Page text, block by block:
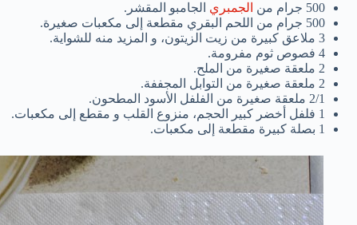
500 جرام من
الجمبري الجامبو المقشر.
500 جرام من اللحم البقري مقطعة إلى مكعبات صغيرة.
3 ملاعق كبيرة من زيت الزيتون، و المزيد منه للشواية.
4 فصوص ثوم مفرومة.
2 ملعقة صغيرة من الملح.
2 ملعقة صغيرة من التوابل المجففة.
2/1 ملعقة صغيرة من الفلفل الأسود المطحون.
1 فلفل أخضر كبير الحجم، منزوع القلب و مقطع إلى مكعبات.
1 بصلة كبيرة مقطعة إلى مكعبات.